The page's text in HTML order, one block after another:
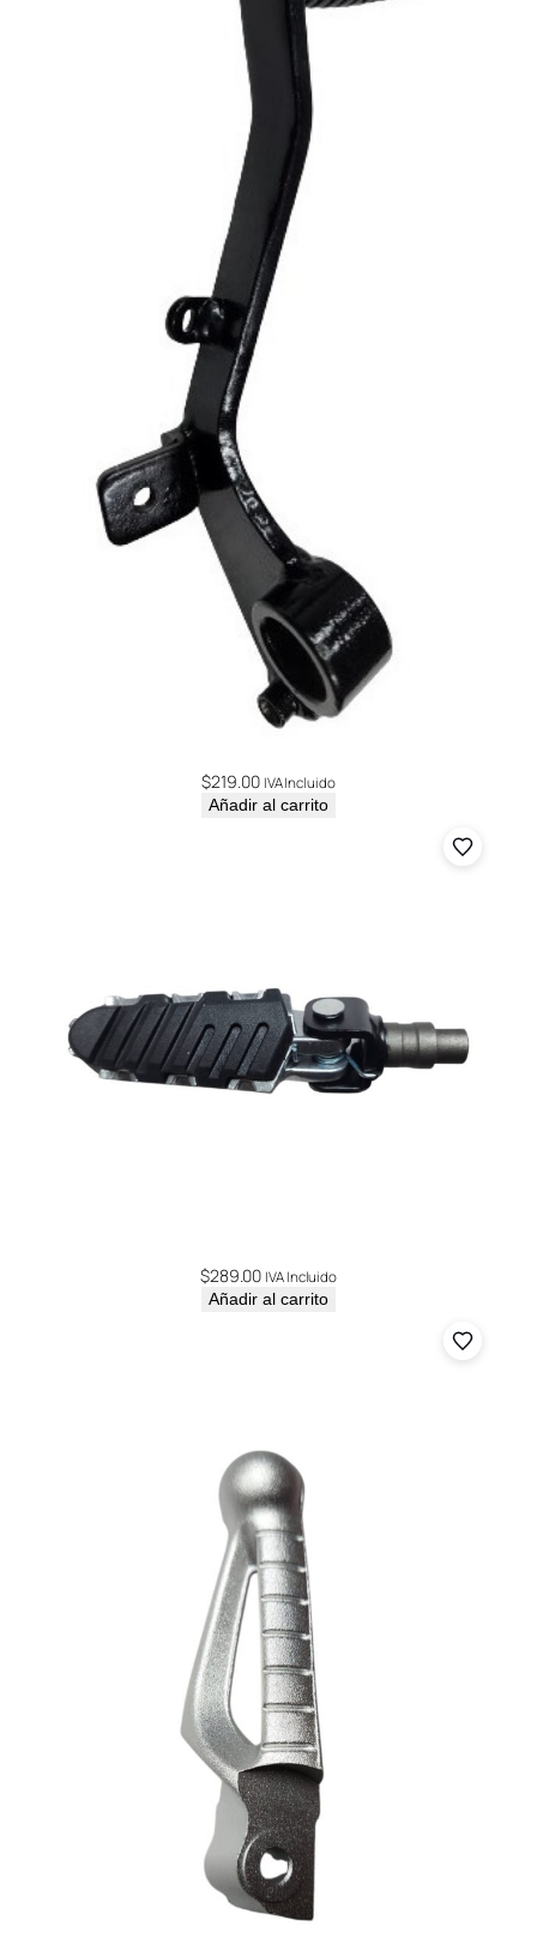
$219.00 IVA Incluido
Añadir al carrito
$289.00 IVA Incluido
Añadir al carrito